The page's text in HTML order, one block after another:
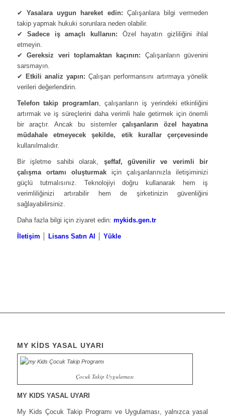
✔ Yasalara uygun hareket edin: Çalışanlara bilgi vermeden
takip yapmak hukuki sorunlara neden olabilir.
✔Sadece iş amaçlı kullanın: Özel hayatın gizliliğini ihlal
etmeyin.
✔Gereksiz veri toplamaktan kaçının: Çalışanların güvenini
sarsmayın.
✔ Etkili analiz yapın: Çalışan performansını artırmaya yönelik
verileri değerlendirin.
Telefon takip programları , çalışanların iş yerindeki etkinliğini
artırmak ve iş süreçlerini daha verimli hale getirmek için önemli
bir araçtır. Ancak bu sistemlerçalışanların özel hayatına
müdahale etmeyecek şekilde, etik kurallar çerçevesinde
kullanılmalıdır.
Bir işletme sahibi olarak, şeffaf, güvenilir ve verimli bir
çalışma ortamı oluşturmakiçin çalışanlarınızla iletişiminizi
güçlü tutmalısınız. Teknolojiyi doğru kullanarak hem iş
verimliliğinizi artırabilir hem de şirketinizin güvenliğini
sağlayabilirsiniz.
Daha fazla bilgi için ziyaret edin: mykids.gen.tr
İletişim Lisans Satın Al Yükle
MY KİDS YASAL UYARI
Çocuk Takip Uygulaması
MY KIDS YASAL UYARI
My Kids Çocuk Takip Programı ve Uygulaması, yalnızca yasal